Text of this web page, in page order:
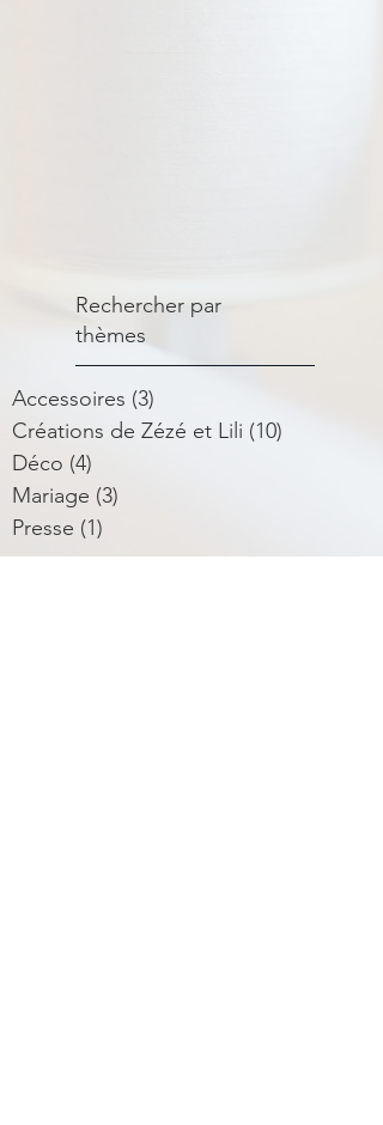
Rechercher par
thèmes
Accessoires (3)
Créations de Zézé et Lili (10)
Déco (4)
Mariage (3)
Presse (1)